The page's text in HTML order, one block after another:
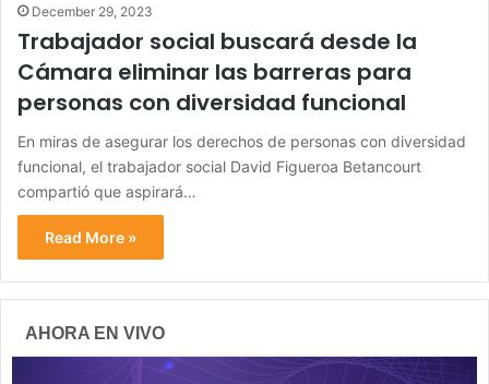
December 29, 2023
Trabajador social buscará desde la
Cámara eliminar las barreras para
personas con diversidad funcional
En miras de asegurar los derechos de personas con diversidad
funcional, el trabajador social David Figueroa Betancourt
compartió que aspirará…
Read More »
AHORA EN VIVO